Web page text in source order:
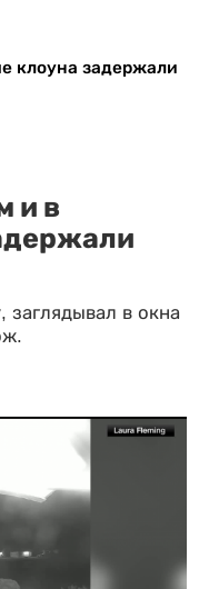
клоуна задержали
и в
заглядывал в окна